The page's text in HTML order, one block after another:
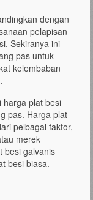
dengan
pelapisan
Sekiranya ini
pas untuk
kelembaban
harga plat besi
pas. Harga plat
pelbagai faktor,
merek
besi galvanis
besi biasa.